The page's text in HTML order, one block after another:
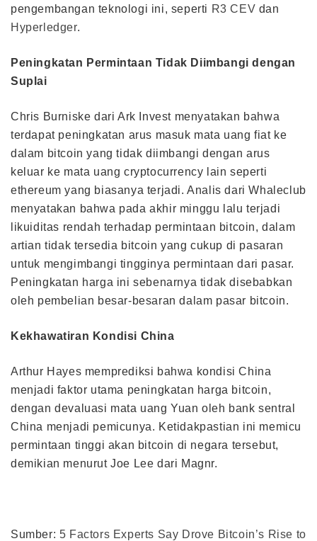
pengembangan teknologi ini, seperti R3 CEV dan
Hyperledger.
Peningkatan Permintaan Tidak Diimbangi dengan
Suplai
Chris Burniske dari Ark Invest menyatakan bahwa
terdapat peningkatan arus masuk mata uang fiat ke
dalam bitcoin yang tidak diimbangi dengan arus
keluar ke mata uang cryptocurrency lain seperti
ethereum yang biasanya terjadi. Analis dari Whaleclub
menyatakan bahwa pada akhir minggu lalu terjadi
likuiditas rendah terhadap permintaan bitcoin, dalam
artian tidak tersedia bitcoin yang cukup di pasaran
untuk mengimbangi tingginya permintaan dari pasar.
Peningkatan harga ini sebenarnya tidak disebabkan
oleh pembelian besar-besaran dalam pasar bitcoin.
Kekhawatiran Kondisi China
Arthur Hayes memprediksi bahwa kondisi China
menjadi faktor utama peningkatan harga bitcoin,
dengan devaluasi mata uang Yuan oleh bank sentral
China menjadi pemicunya. Ketidakpastian ini memicu
permintaan tinggi akan bitcoin di negara tersebut,
demikian menurut Joe Lee dari Magnr.
Sumber: 5 Factors Experts Say Drove Bitcoin’s Rise to